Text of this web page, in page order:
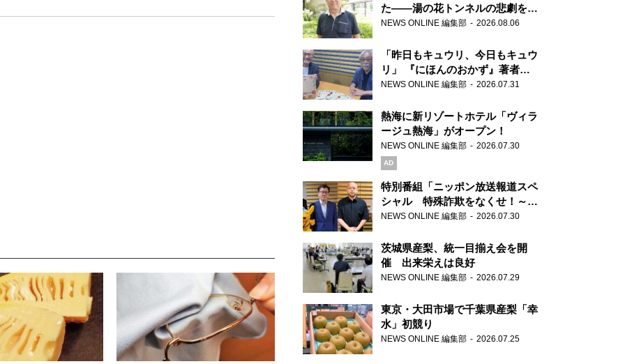
た――湯の花トンネルの悲劇を語
り継ぐ男性
NEWS ONLINE 編集部 2026.08.06
「昨日もキュウリ、今日もキュウ
リ」 『にほんのおかず』著者が
見つけた家庭料理の知恵
NEWS ONLINE 編集部 2026.07.31
熱海に新リゾートホテル「ヴィラ
ージュ熱海」がオープン！
NEWS ONLINE 編集部 2026.07.30
AD
特別番組「ニッポン放送報道スペ
シャル 特殊詐欺をなくせ！～被
害者・加害者・警視庁が語るトク
NEWS ONLINE 編集部 2026.07.30
茨城県産梨、統一目揃え会を開
催 出来栄えは良好
NEWS ONLINE 編集部 2026.07.29
東京・大田市場で千葉県産梨「幸
水」初競り
NEWS ONLINE 編集部 2026.07.25